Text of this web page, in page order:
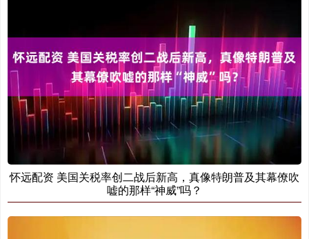
怀远配资 美国关税率创二战后新高，真像特朗普及其幕僚吹
嘘的那样“神威”吗？